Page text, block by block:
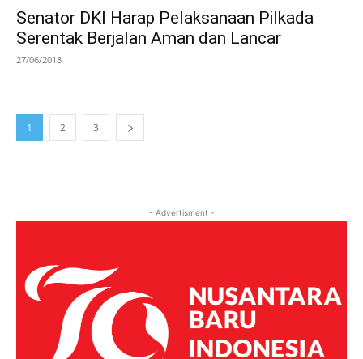
Senator DKI Harap Pelaksanaan Pilkada
Serentak Berjalan Aman dan Lancar
27/06/2018
1 2 3
- Advertisment -